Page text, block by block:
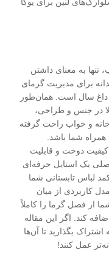
تنها به معنای داشتن
برای مدیریت گرمای
سال است. همان‌طور
در جنس و طراحی،
و خواب راحت گرفته
شما باشد.
کیفیت دوخت و قابلیت
یک استایل حرفه‌ای
لباس تابستانی شما
کاربردی از میان
از فصل گرما را کاملاً
کند. اگر این مقاله
اشتراک بگذارید تا آن‌ها
عمل کنند!